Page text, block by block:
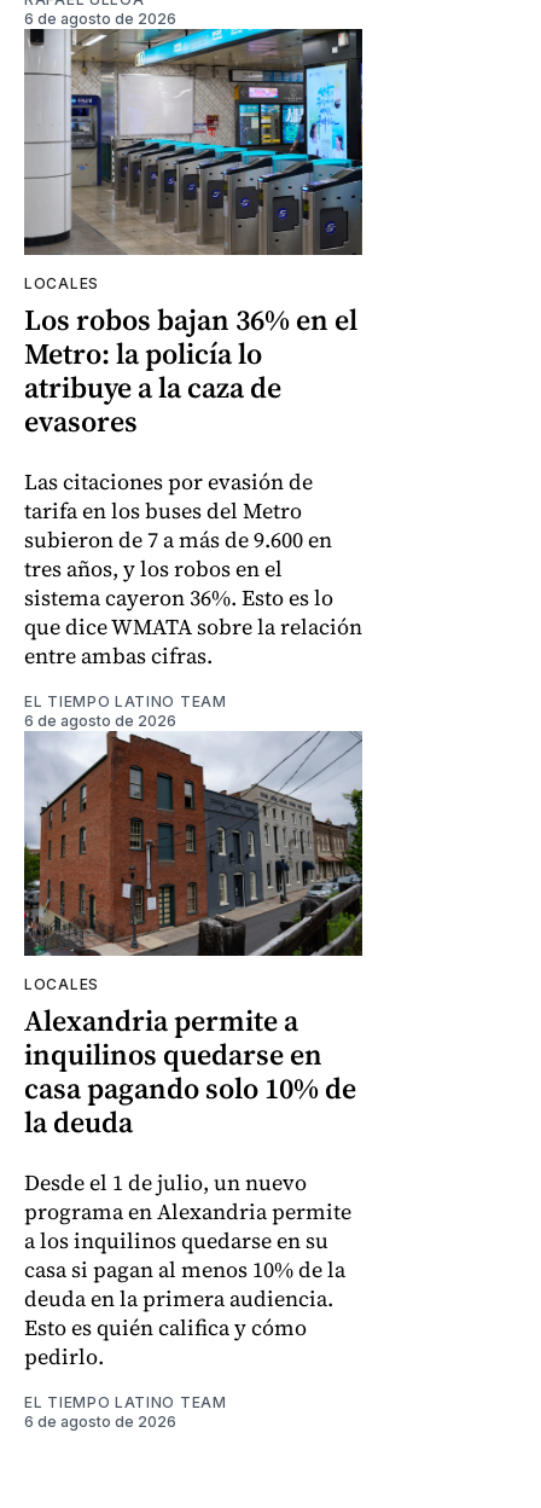
6 de agosto de 2026
LOCALES
Los robos bajan 36% en el
Metro: la policía lo
atribuye a la caza de
evasores
Las citaciones por evasión de
tarifa en los buses del Metro
subieron de 7 a más de 9.600 en
tres años, y los robos en el
sistema cayeron 36%. Esto es lo
que dice WMATA sobre la relación
entre ambas cifras.
EL TIEMPO LATINO TEAM
6 de agosto de 2026
LOCALES
Alexandria permite a
inquilinos quedarse en
casa pagando solo 10% de
la deuda
Desde el 1 de julio, un nuevo
programa en Alexandria permite
a los inquilinos quedarse en su
casa si pagan al menos 10% de la
deuda en la primera audiencia.
Esto es quién califica y cómo
pedirlo.
EL TIEMPO LATINO TEAM
6 de agosto de 2026